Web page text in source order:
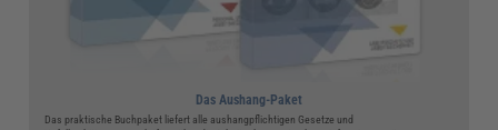
Das Aushang-Paket
Das praktische Buchpaket liefert alle aushangpflichtigen Gesetze und